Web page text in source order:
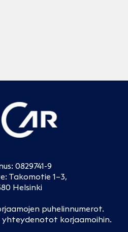
0829741-9
Takomotie 1–3,
Helsinki
puhelinnumerot.
yhteydenotot korjaamoihin.